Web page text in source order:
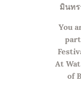
มินทร
You
At
of